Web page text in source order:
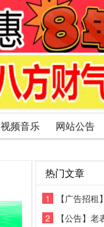
视频音乐 网站公告
热门文章
1
【广告招
2
【公告】